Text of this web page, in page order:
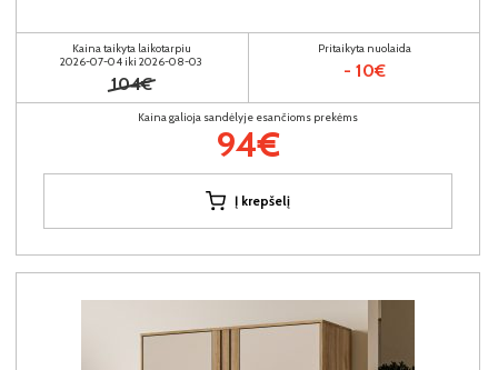
Kaina taikyta laikotarpiu
2026-07-04 iki 2026-08-03
104€
Pritaikyta nuolaida
- 10€
Kaina galioja sandėlyje esančioms prekėms
94€
Į krepšelį